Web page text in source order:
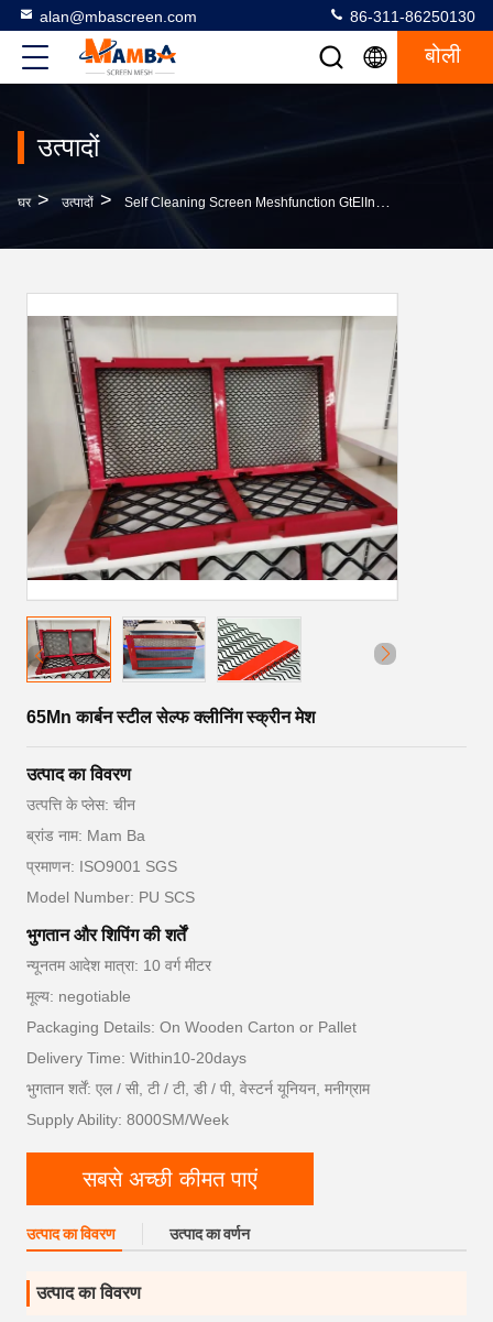
alan@mbascreen.com 86-311-86250130
बोली
उत्पादों
घर > उत्पादों > Self Cleaning Screen Meshfunction GtElInit() {var Lib = New Google.translate.TranslateService();lib.
65Mn कार्बन स्टील सेल्फ क्लीनिंग स्क्रीन मेश
उत्पाद का विवरण
उत्पत्ति के प्लेस: चीन
ब्रांड नाम: Mam Ba
प्रमाणन: ISO9001 SGS
Model Number: PU SCS
भुगतान और शिपिंग की शर्तें
न्यूनतम आदेश मात्रा: 10 वर्ग मीटर
मूल्य: negotiable
Packaging Details: On Wooden Carton or Pallet
Delivery Time: Within10-20days
भुगतान शर्तें: एल / सी, टी / टी, डी / पी, वेस्टर्न यूनियन, मनीग्राम
Supply Ability: 8000SM/Week
सबसे अच्छी कीमत पाएं
उत्पाद का विवरण उत्पाद का वर्णन
उत्पाद का विवरण